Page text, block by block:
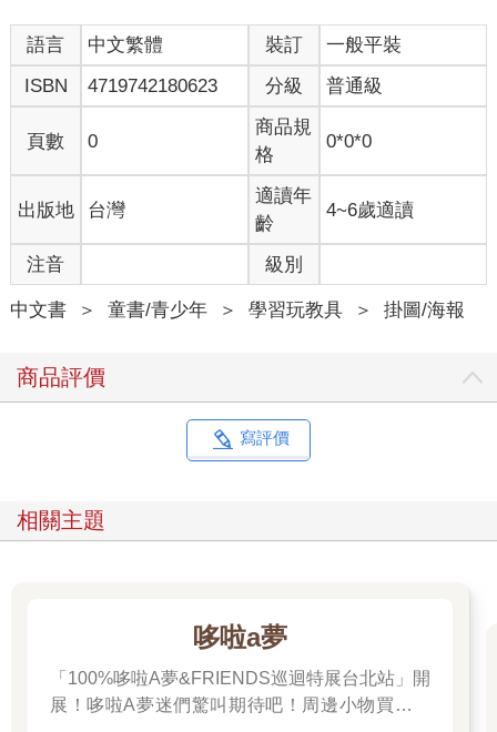
語言 中文繁體 裝訂
一般平裝
ISBN
4719742180623 分級 普通級
頁數 0
商品規
格
0*0*0
出版地 台灣
適讀年
齡
4~6歲適讀
注音 級別
中文書 ＞ 童書/青少年 ＞ 學習玩教具 ＞ 掛圖/海報
商品評價
寫評價
相關主題
哆啦a夢
「100%哆啦A夢&FRIENDS巡迴特展台北站」開
展！哆啦A夢迷們驚叫期待吧！周邊小物買起來